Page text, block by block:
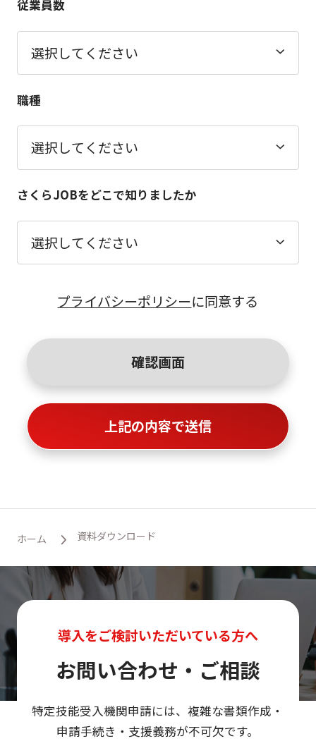
従業員数
職種
さくらJOBをどこで知りましたか
プライバシーポリシーに同意する
ホーム 資料ダウンロード
導入をご検討いただいている方へ
お問い合わせ・ご相談
特定技能受入機関申請には、複雑な書類作成・
申請手続き・支援義務が不可欠です。